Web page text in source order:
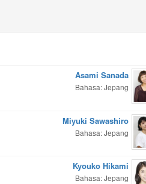
Asami Sanada
Bahasa: Jepang
Miyuki Sawashiro
Bahasa: Jepang
Kyouko Hikami
Bahasa: Jepang